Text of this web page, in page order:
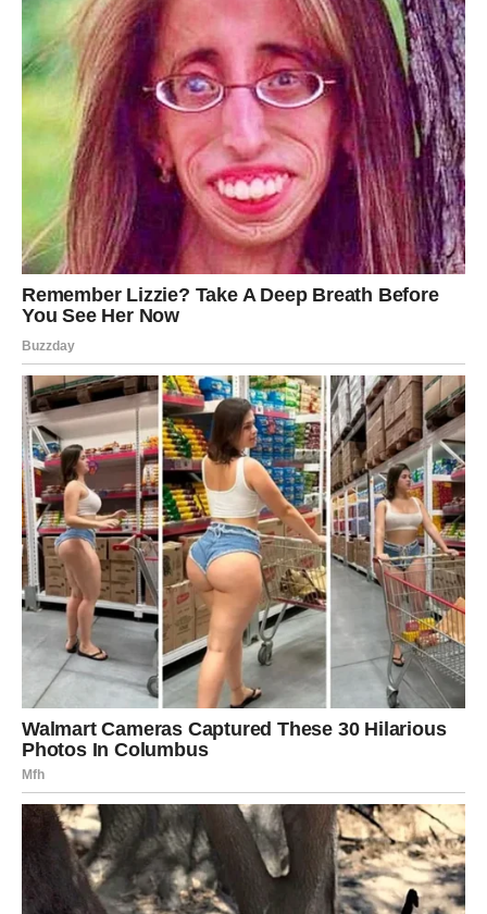
Pred vama su trenuci koje ćete dugo pamtiti.
ŠKORPIJA
Pred vama je veoma snažna i strastvena ljubavna
energija.
Jedna osoba sada budi emocije koje ste dugo pokušavali
sakriti.
Bit ćete nevjerovatno zaljubljeni
Pred vama su veoma intenzivni i emotivni trenuci.
STRIJELAC
Nova energija donosi vam spontane susrete i mnogo
pozitivnih emocija.
Jedna osoba vraća vam vjeru da ljubav može biti
jednostavna i iskrena.